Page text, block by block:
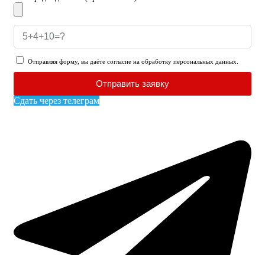
Отправляя форму, вы даёте согласие на обработку персональных данных.
Отправить заявку
Сдать через телеграм